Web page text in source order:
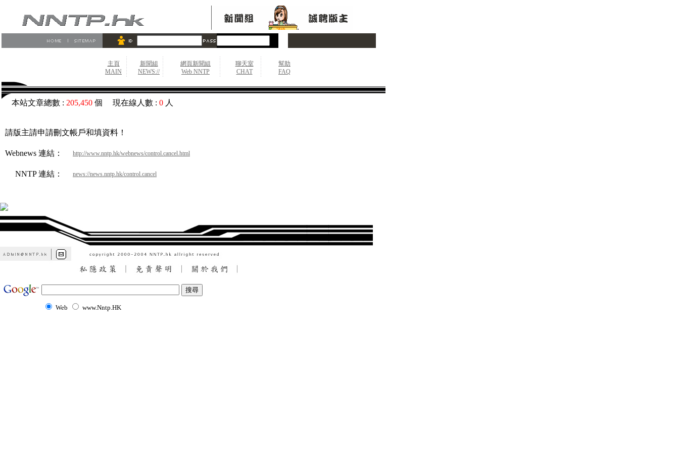
主頁
MAIN
新聞組
NEWS://
網頁新聞組
Web NNTP
聊天室
CHAT
幫助
FAQ
本站文章總數 : 205,450 個 現在線人數 : 0 人
請版主請申請刪文帳戶和填資料！
Webnews 連結： http://www.nntp.hk/webnews/control.cancel.html
NNTP 連結： news://news.nntp.hk/control.cancel
Web www.Nntp.HK